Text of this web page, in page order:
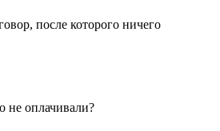
после которого ничего
не оплачивали?